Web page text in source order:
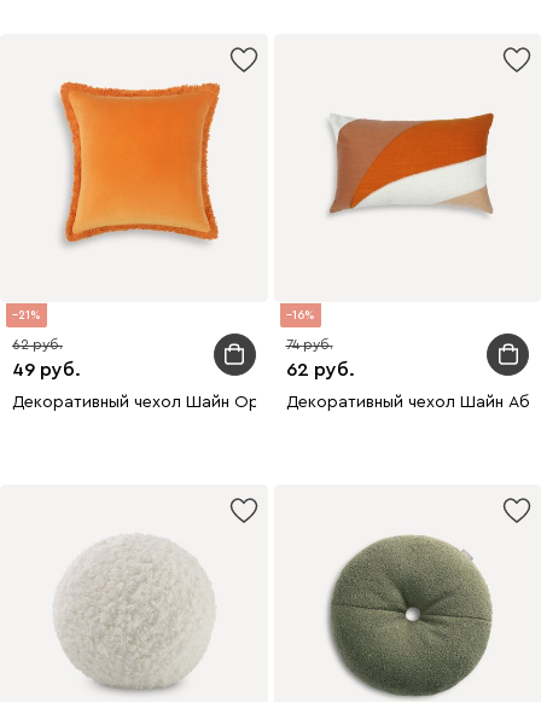
21
49
62
Декоративный чехол Шайн Оранжевый 45x45
16
62
74
Декоративный чехол Шайн